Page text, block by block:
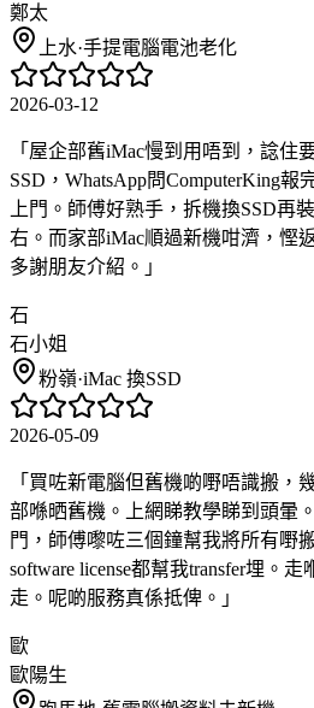
鄭太
上水·手提電腦電池老化
2026-03-12
「 屋企部舊iMac慢到用唔到，諗住
SSD，WhatsApp問ComputerKing
上門。師傅好熟手，拆機換SSD再
右。而家部iMac順過新機咁濟，慳
多謝朋友介紹。 」
石
石小姐
粉嶺·iMac 換SSD
2026-05-09
「 買咗新電腦但舊機啲嘢唔識搬，
部喺晒舊機。上網睇教學睇到頭暈
門，師傅嚟咗三個鐘幫我將所有嘢
software license都幫我transfer埋。
走。呢啲服務真係抵俾。 」
歐
歐陽生